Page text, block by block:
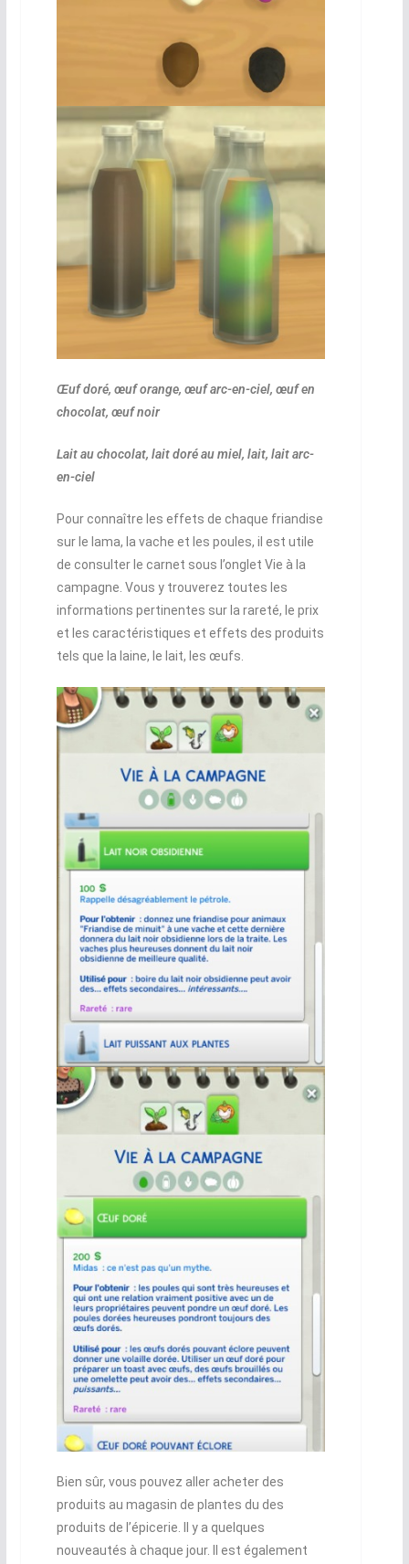
Œuf doré, œuf orange, œuf arc-en-ciel, œuf en
chocolat, œuf noir
Lait au chocolat, lait doré au miel, lait, lait arc-
en-ciel
Pour connaître les effets de chaque friandise
sur le lama, la vache et les poules, il est utile
de consulter le carnet sous l’onglet Vie à la
campagne. Vous y trouverez toutes les
informations pertinentes sur la rareté, le prix
et les caractéristiques et effets des produits
tels que la laine, le lait, les œufs.
Bien sûr, vous pouvez aller acheter des
produits au magasin de plantes du des
produits de l’épicerie. Il y a quelques
nouveautés à chaque jour. Il est également